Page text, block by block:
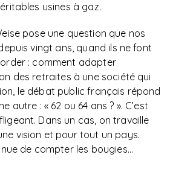
usines à gaz.
pose une question que nos
vingt ans, quand ils ne font
: comment adapter
des retraites à une société qui
le débat public français répond
autre : « 62 ou 64 ans ? ». C’est
Dans un cas, on travaille
vision et pour tout un pays.
de compter les bougies…